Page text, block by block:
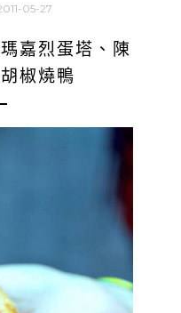
05-27
嘉烈蛋塔、陳
椒燒鴨